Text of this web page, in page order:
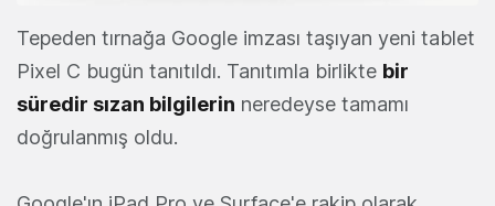
Tepeden tırnağa Google imzası taşıyan yeni tablet
Pixel C bugün tanıtıldı. Tanıtımla birlikte bir
süredir sızan bilgilerin neredeyse tamamı
doğrulanmış oldu.